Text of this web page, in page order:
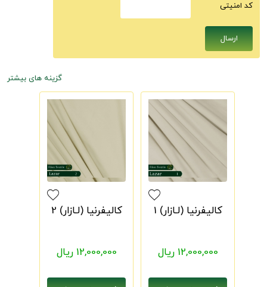
كد امنيتى
گزینه های بیشتر
کالیفرنیا (لـازار) 1
12,000,000 ریال
کالیفرنیا (لـازار) 2
12,000,000 ریال